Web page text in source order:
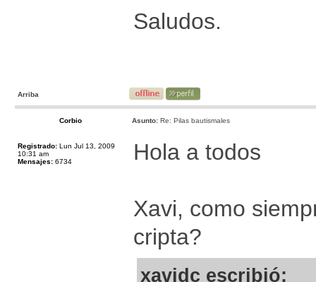
Saludos.
Arriba
Corbio Asunto: Re: Pilas bautismales
Registrado: Lun Jul 13, 2009
10:31 am
Mensajes: 6734 Hola a todos
Xavi, como
cripta?
xavidc escribió: